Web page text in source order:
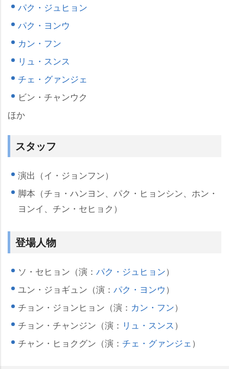
パク・ジュヒョン
パク・ヨンウ
カン・フン
リュ・スンス
チェ・グァンジェ
ビン・チャンウク
ほか
スタッフ
演出（イ・ジョンフン）
脚本（チョ・ハンヨン、パク・ヒョンシン、ホン・
ヨンイ、チン・セヒョク）
登場人物
ソ・セヒョン（演： パク・ジュヒョン）
ユン・ジョギュン（演： パク・ヨンウ）
チョン・ジョンヒョン（演： カン・フン）
チョン・チャンジン（演： リュ・スンス）
チャン・ヒョクグン（演： チェ・グァンジェ）